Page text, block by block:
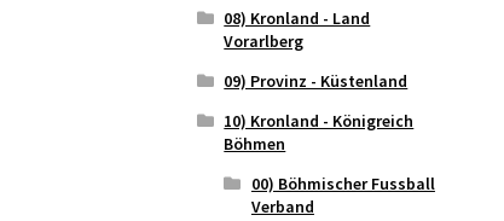
08) Kronland - Land
Vorarlberg
09) Provinz - Küstenland
10) Kronland - Königreich
Böhmen
00) Böhmischer Fussball
Verband